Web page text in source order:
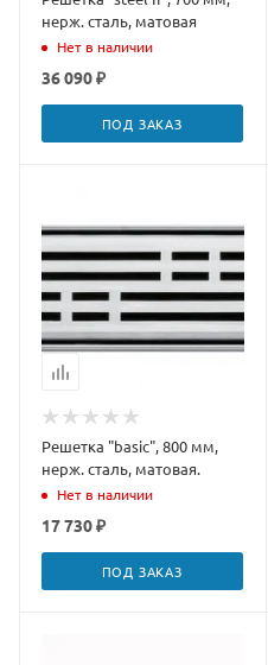
нерж. сталь, матовая
Нет в наличии
36 090 ₽
ПОД ЗАКАЗ
Решетка "basic", 800 мм,
нерж. сталь, матовая.
Нет в наличии
17 730 ₽
ПОД ЗАКАЗ